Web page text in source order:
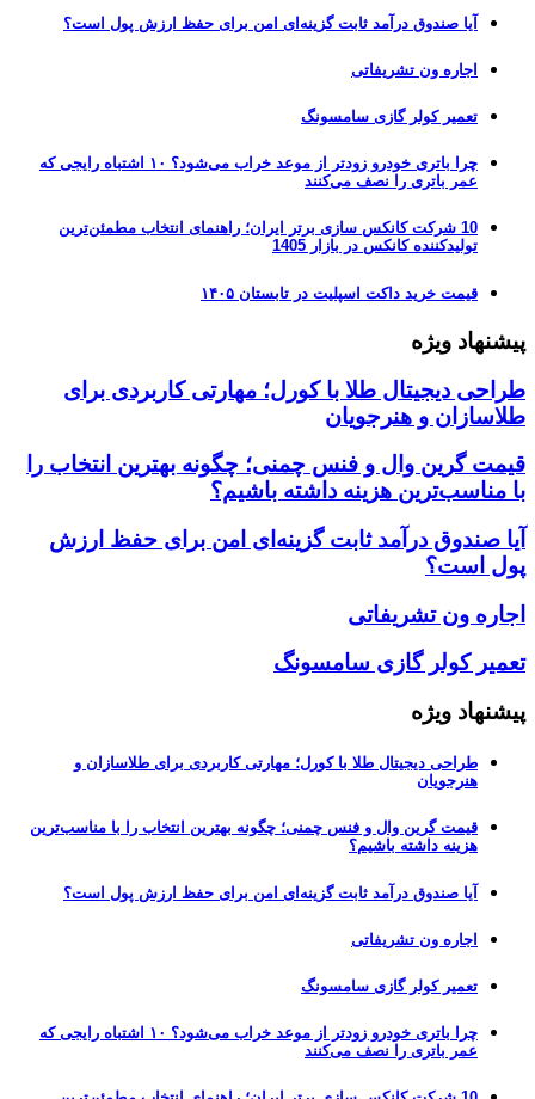
آیا صندوق درآمد ثابت گزینه‌ای امن برای حفظ ارزش پول است؟
اجاره ون تشریفاتی
تعمیر کولر گازی سامسونگ
چرا باتری خودرو زودتر از موعد خراب می‌شود؟ ۱۰ اشتباه رایجی که
عمر باتری را نصف می‌کنند
10 شرکت کانکس سازی برتر ایران؛ راهنمای انتخاب مطمئن‌ترین
تولیدکننده کانکس در بازار 1405
قیمت خرید داکت اسپلیت در تابستان ۱۴۰۵
پیشنهاد ویژه
طراحی دیجیتال طلا با کورل؛ مهارتی کاربردی برای
طلاسازان و هنرجویان
قیمت گرین وال و فنس چمنی؛ چگونه بهترین انتخاب را
با مناسب‌ترین هزینه داشته باشیم؟
آیا صندوق درآمد ثابت گزینه‌ای امن برای حفظ ارزش
پول است؟
اجاره ون تشریفاتی
تعمیر کولر گازی سامسونگ
پیشنهاد ویژه
طراحی دیجیتال طلا با کورل؛ مهارتی کاربردی برای طلاسازان و
هنرجویان
قیمت گرین وال و فنس چمنی؛ چگونه بهترین انتخاب را با مناسب‌ترین
هزینه داشته باشیم؟
آیا صندوق درآمد ثابت گزینه‌ای امن برای حفظ ارزش پول است؟
اجاره ون تشریفاتی
تعمیر کولر گازی سامسونگ
چرا باتری خودرو زودتر از موعد خراب می‌شود؟ ۱۰ اشتباه رایجی که
عمر باتری را نصف می‌کنند